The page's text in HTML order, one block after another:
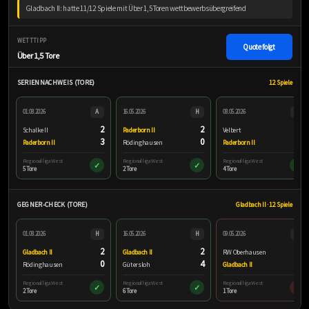
Gladbach II: hatte 11/12 Spiele mit Über 1,5 Toren wettbewerbsübergreifend
WETTTIPP
Über 1,5 Tore
Quote folgt
SERIENNACHWEIS (TORE) 12 Spiele
01.08.2026 A
Schalke II 2
Paderborn II 3
Regionalliga West
5 Tore ✓
16.05.2026 H
Paderborn II 2
Rödinghausen 0
Regionalliga West
2 Tore ✓
08.05.2026
Velbert
Paderborn II
Regionalliga West
4 Tore
GEGNER-CHECK (TORE) Gladbach II · 12 Spiele
01.08.2026 H
Gladbach II 2
Rödinghausen 0
Regionalliga West
2 Tore ✓
16.05.2026 H
Gladbach II 2
Gütersloh 4
Regionalliga West
6 Tore ✓
09.05.2026
RW Oberhausen
Gladbach II
Regionalliga West
1 Tore